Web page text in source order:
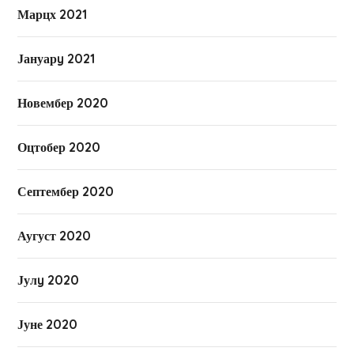
Марцх 2021
Јануарy 2021
Новембер 2020
Оцтобер 2020
Септембер 2020
Аугуст 2020
Јулy 2020
Јуне 2020